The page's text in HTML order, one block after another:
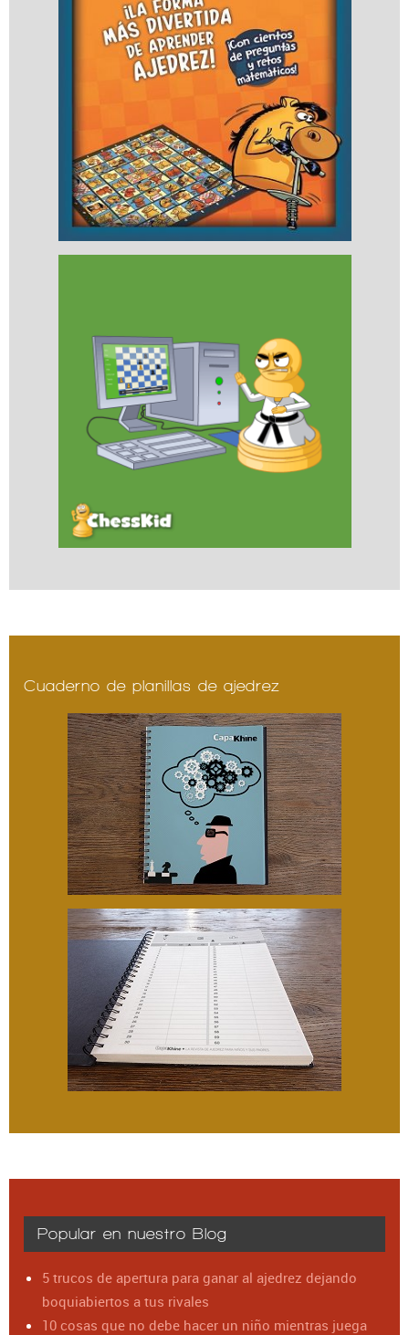
Cuaderno de planillas de ajedrez
Popular en nuestro Blog
5 trucos de apertura para ganar al ajedrez dejando
boquiabiertos a tus rivales
10 cosas que no debe hacer un niño mientras juega